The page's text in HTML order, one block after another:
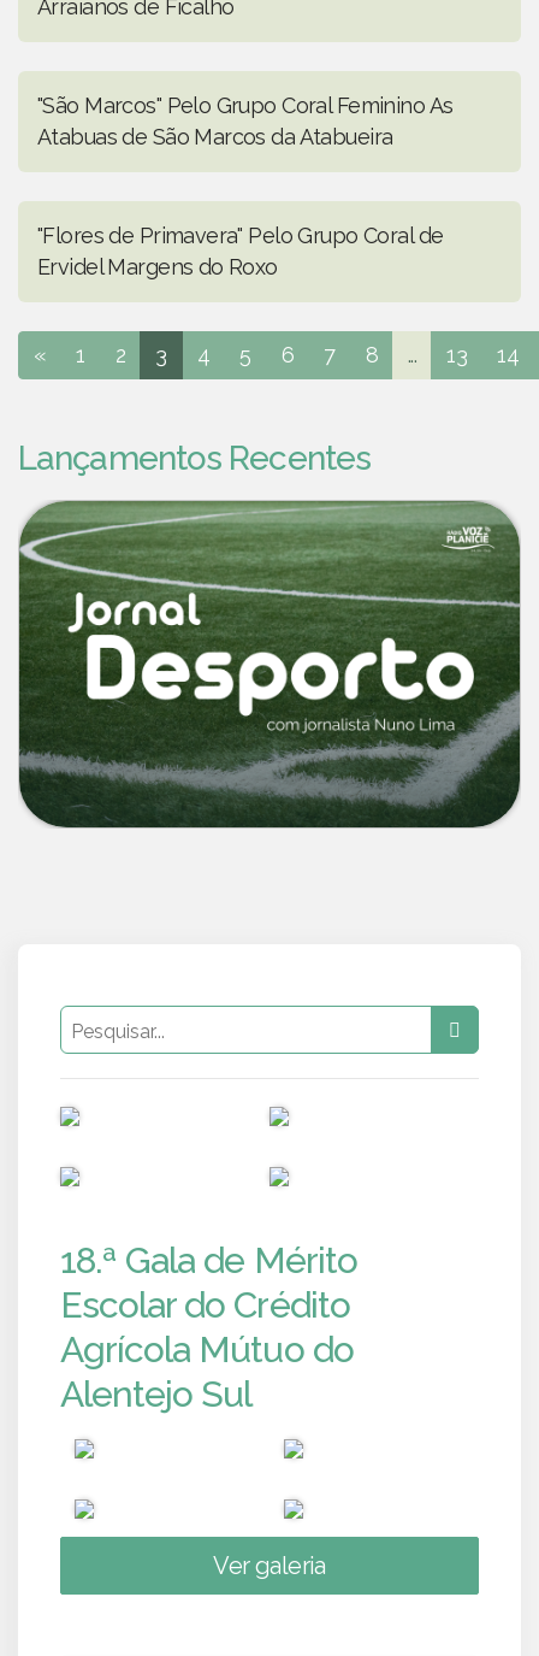
Arraianos de Ficalho
"São Marcos" Pelo Grupo Coral Feminino As
Atabuas de São Marcos da Atabueira
"Flores de Primavera" Pelo Grupo Coral de
Ervidel Margens do Roxo
« 1 2 3 4 5 6 7 8 ... 13 14
Lançamentos Recentes
18.ª Gala de Mérito
Escolar do Crédito
Agrícola Mútuo do
Alentejo Sul
Ver galeria